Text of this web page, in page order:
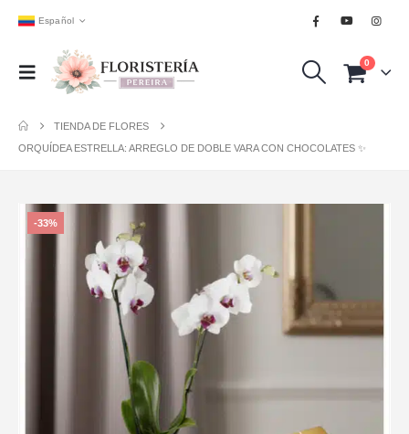
Español
0
TIENDA DE FLORES
ORQUÍDEA ESTRELLA: ARREGLO DE DOBLE VARA CON CHOCOLATES ✨
-33%